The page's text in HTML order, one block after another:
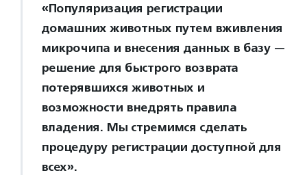
«Популяризация регистрации
домашних животных путем вживления
микрочипа и внесения данных в базу —
решение для быстрого возврата
потерявшихся животных и
возможности внедрять правила
владения. Мы стремимся сделать
процедуру регистрации доступной для
всех».